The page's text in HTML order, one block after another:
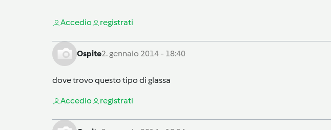
Accedio registrati
Ospite2. gennaio 2014 - 18:40
dove trovo questo tipo di glassa
Accedio registrati